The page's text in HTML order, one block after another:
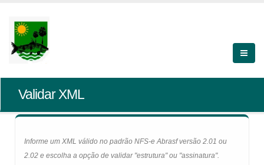
Validar XML
Informe um XML válido no padrão NFS-e Abrasf versão 2.01 ou
2.02 e escolha a opção de validar "estrutura" ou "assinatura".